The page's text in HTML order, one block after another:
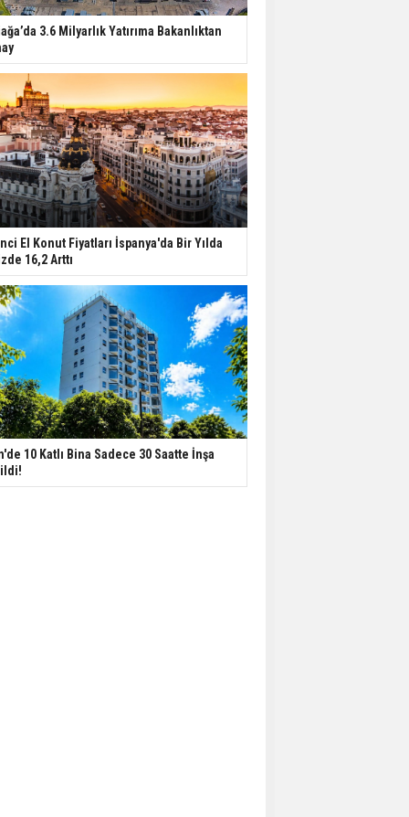
3.6 Milyarlık Yatırıma Bakanlıktan
El Konut Fiyatları İspanya'da Bir Yılda
16,2 Arttı
10 Katlı Bina Sadece 30 Saatte İnşa